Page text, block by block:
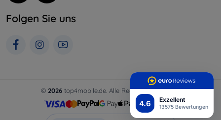
4.6 Exzellent
13575 Bewertungen
Folgen Sie uns
© 2026 top4mobile.de. Alle Rechte vorbehalten.